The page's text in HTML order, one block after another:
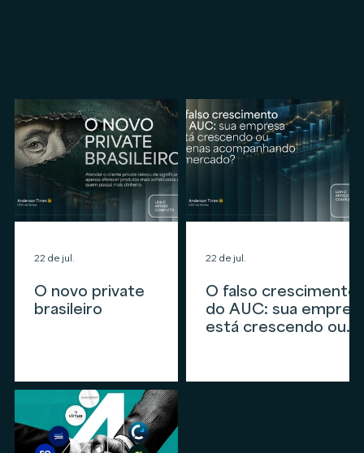
O novo private
brasileiro
22 de jul.
O falso crescimento
do AUC: sua
está crescendo ou
mercado?
22 de jul.